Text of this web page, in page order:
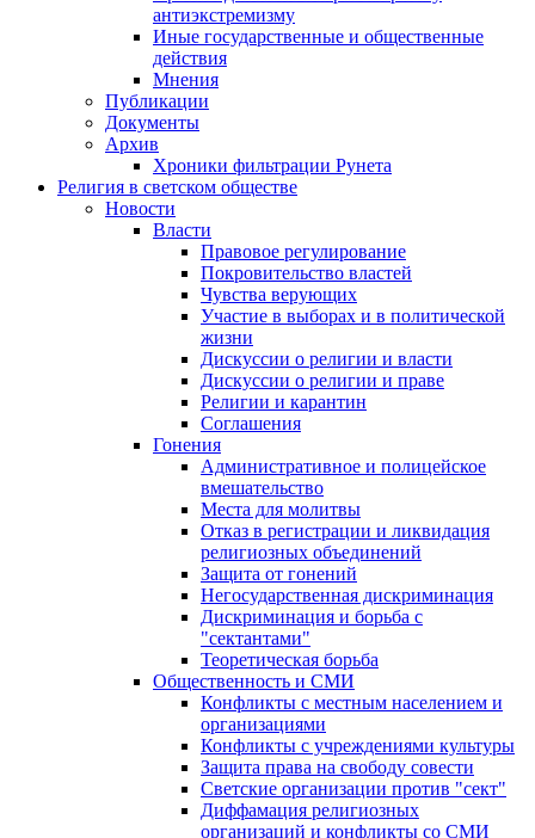
антиэкстремизму
Иные государственные и общественные
действия
Мнения
Публикации
Документы
Архив
Хроники фильтрации Рунета
Религия в светском обществе
Новости
Власти
Правовое регулирование
Покровительство властей
Чувства верующих
Участие в выборах и в политической
жизни
Дискуссии о религии и власти
Дискуссии о религии и праве
Религии и карантин
Соглашения
Гонения
Административное и полицейское
вмешательство
Места для молитвы
Отказ в регистрации и ликвидация
религиозных объединений
Защита от гонений
Негосударственная дискриминация
Дискриминация и борьба с
"сектантами"
Теоретическая борьба
Общественность и СМИ
Конфликты с местным населением и
организациями
Конфликты с учреждениями культуры
Защита права на свободу совести
Светские организации против "сект"
Диффамация религиозных
организаций и конфликты со СМИ